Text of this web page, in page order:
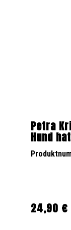
Petra
Hund
Regulärer
24,90 €